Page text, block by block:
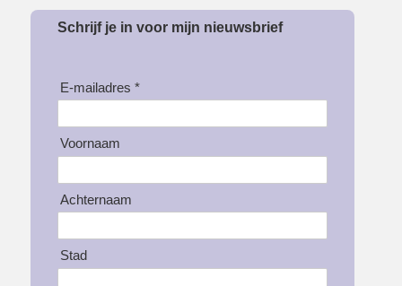
Schrijf je in voor mijn nieuwsbrief
E-mailadres *
Voornaam
Achternaam
Stad